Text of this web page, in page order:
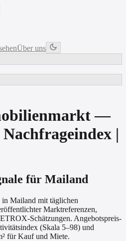
Über uns
—
|
für Mailand
Mailand mit täglichen
Marktreferenzen,
Schätzungen. Angebotspreis-
(Skala 5–98) und
für Kauf und Miete.